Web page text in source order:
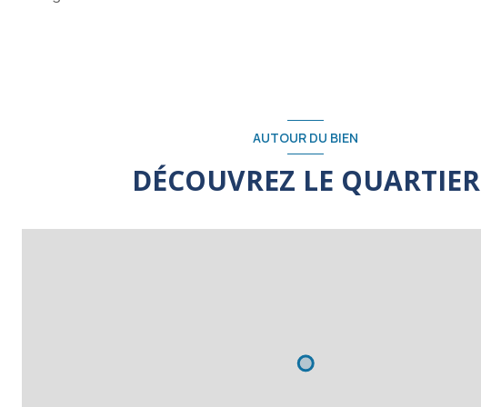
AUTOUR DU BIEN
DÉCOUVREZ LE QUARTIER